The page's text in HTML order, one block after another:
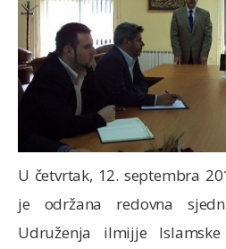
U četvrtak, 12. septembra
je održana redovna
Udruženja ilmijje